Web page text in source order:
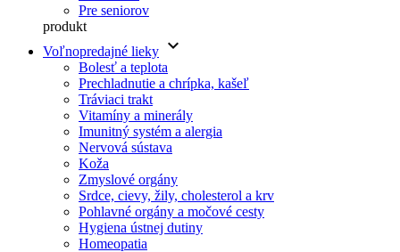
Pre seniorov
produkt
Voľnopredajné lieky keyboard_arrow_down
Bolesť a teplota
Prechladnutie a chrípka, kašeľ
Tráviaci trakt
Vitamíny a minerály
Imunitný systém a alergia
Nervová sústava
Koža
Zmyslové orgány
Srdce, cievy, žily, cholesterol a krv
Pohlavné orgány a močové cesty
Hygiena ústnej dutiny
Homeopatia